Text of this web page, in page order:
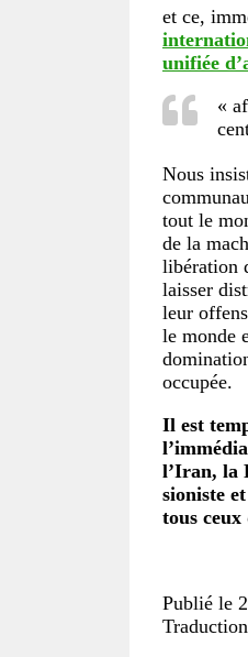
et ce,
unifiée
«
Nous
tout le
de la
libération
laisser
leur
le monde
occupée.
Il est
l’Iran, la
sioniste
tous ceux
Publié le